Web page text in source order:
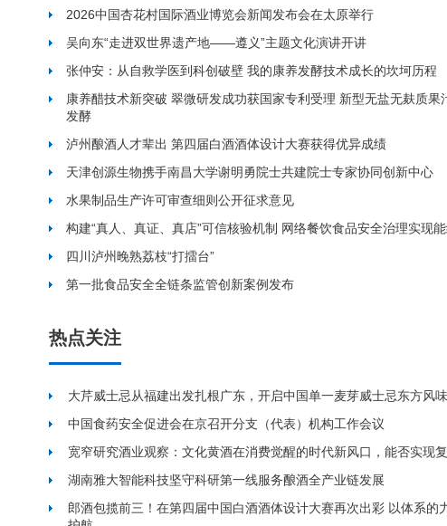
2026中国杏花村国际酒业博览会新闻发布会在太原举行
吴向东“走进双世界遗产地——遵义”主题文化演讲开讲
张仲安：从自救学医到科创破壁 我的康养发酵技术成长的坎坷历程
康养醋技术新突破 翠微研发成功获国家专利受理 新型无盐无麸质果
发酵
泸州酿酒人才辈出 第四届白酒酒体设计大赛获得优异成绩
天津创源生物携手南昌大学谢明勇院士共建院士专家协同创新中心
水果制品生产许可审查细则公开征求意见
构建“真人、真证、真店”可信核验机制 网络餐饮食品安全治理实现
四川泸州晚熟荔枝“打擂台”
第一批食品安全全链条监管创新案例发布
热点关注
大芹威士忌从福建出发扎根广东，开启中国单一麦芽威士忌东方风味
中国食药安全促进会在京召开分支（代表）机构工作会议
宽窄研究酒业观察：文化黄酒在消费觉醒的时代新风口，能否实现
湖南雅大智能科技坚守科研第一线服务酿酒全产业链发展
郎酒包揽前三！在第四届中国白酒酒体设计大赛再次出彩 以体系的